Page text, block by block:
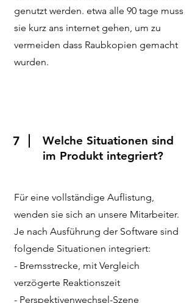
genutzt werden. etwa alle 90 tage muss
sie kurz ans internet gehen, um zu
vermeiden dass Raubkopien gemacht
wurden.
7
Welche Situationen sind
im Produkt integriert?
Für eine vollständige Auflistung,
wenden sie sich an unsere Mitarbeiter.
Je nach Ausführung der Software sind
folgende Situationen integriert:
- Bremsstrecke, mit Vergleich
verzögerte Reaktionszeit
- Perspektivenwechsel-Szene